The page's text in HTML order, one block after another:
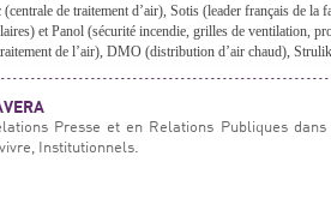
de traitement d’air), Sotis (leader français de la
et Panol (sécurité incendie, grilles de ventilation,
de l’air), DMO (distribution d’air chaud),
Presse et en Relations Publiques
Institutionnels.